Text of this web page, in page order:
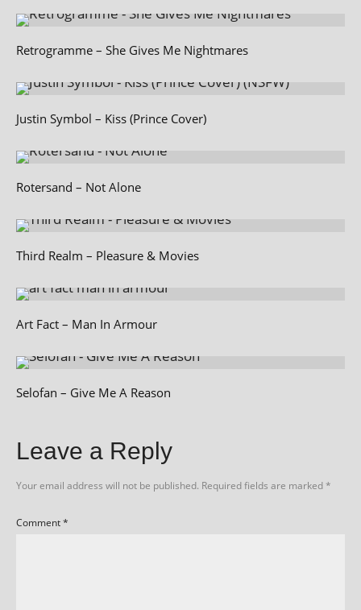
Retrogramme – She Gives Me Nightmares
Justin Symbol – Kiss (Prince Cover)
Rotersand – Not Alone
Third Realm – Pleasure & Movies
Art Fact – Man In Armour
Selofan – Give Me A Reason
Leave a Reply
Your email address will not be published. Required fields are marked*
Comment*